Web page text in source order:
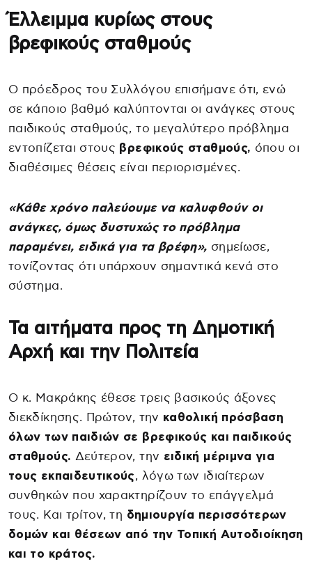
Έλλειμμα κυρίως στους
βρεφικούς σταθμούς
Ο πρόεδρος του Συλλόγου επισήμανε ότι, ενώ
σε κάποιο βαθμό καλύπτονται οι ανάγκες στους
παιδικούς σταθμούς, το μεγαλύτερο πρόβλημα
εντοπίζεται στους βρεφικούς σταθμούς, όπου οι
διαθέσιμες θέσεις είναι περιορισμένες.
«Κάθε χρόνο παλεύουμε να καλυφθούν οι
ανάγκες, όμως δυστυχώς το πρόβλημα
παραμένει, ειδικά για τα βρέφη», σημείωσε,
τονίζοντας ότι υπάρχουν σημαντικά κενά στο
σύστημα.
Τα αιτήματα προς τη Δημοτική
Αρχή και την Πολιτεία
Ο κ. Μακράκης έθεσε τρεις βασικούς άξονες
διεκδίκησης. Πρώτον, την καθολική πρόσβαση
όλων των παιδιών σε βρεφικούς και παιδικούς
σταθμούς. Δεύτερον, την ειδική μέριμνα για
τους εκπαιδευτικούς, λόγω των ιδιαίτερων
συνθηκών που χαρακτηρίζουν το επάγγελμά
τους. Και τρίτον, τη δημιουργία περισσότερων
δομών και θέσεων από την Τοπική Αυτοδιοίκηση
και το κράτος.